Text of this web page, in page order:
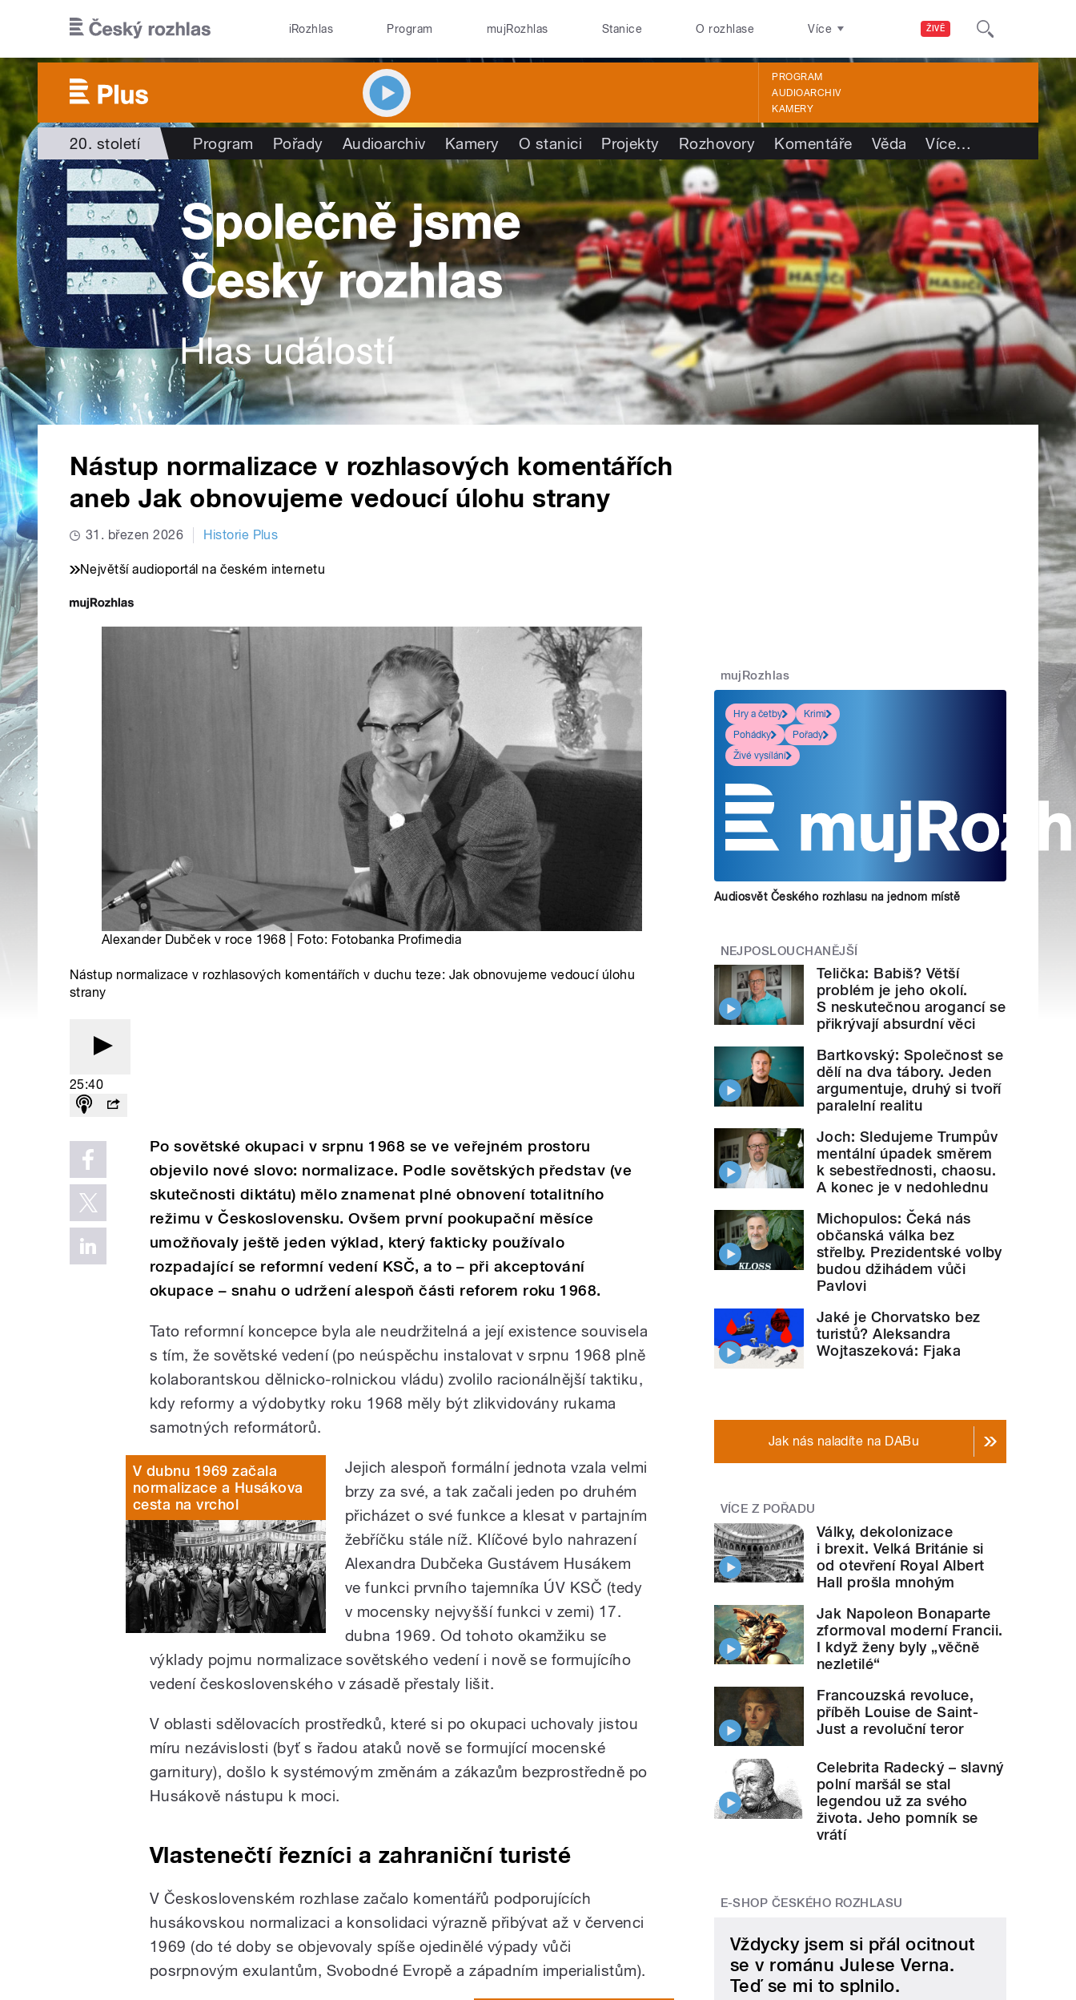
ŽIVĚ
iRozhlas Program mujRozhlas Stanice O rozhlase Více
PROGRAM
AUDIOARCHIV
KAMERY
20. století Program Pořady Audioarchiv Kamery O stanici Projekty Rozhovory Komentáře Věda Více…
Nástup normalizace v rozhlasových komentářích
aneb Jak obnovujeme vedoucí úlohu strany
31. březen 2026 Historie Plus
Největší audioportál na českém internetu
Alexander Dubček v roce 1968 | Foto: Fotobanka Profimedia
Nástup normalizace v rozhlasových komentářích v duchu teze: Jak obnovujeme vedoucí úlohu
strany
25:40
Po sovětské okupaci v srpnu 1968 se ve veřejném prostoru
objevilo nové slovo: normalizace. Podle sovětských představ (ve
skutečnosti diktátu) mělo znamenat plné obnovení totalitního
režimu v Československu. Ovšem první pookupační měsíce
umožňovaly ještě jeden výklad, který fakticky používalo
rozpadající se reformní vedení KSČ, a to – při akceptování
okupace – snahu o udržení alespoň části reforem roku 1968.
Tato reformní koncepce byla ale neudržitelná a její existence souvisela
s tím, že sovětské vedení (po neúspěchu instalovat v srpnu 1968 plně
kolaborantskou dělnicko-rolnickou vládu) zvolilo racionálnější taktiku,
kdy reformy a výdobytky roku 1968 měly být zlikvidovány rukama
samotných reformátorů.
V dubnu 1969 začala
normalizace a Husákova
cesta na vrchol
Jejich alespoň formální jednota vzala velmi
brzy za své, a tak začali jeden po druhém
přicházet o své funkce a klesat v partajním
žebříčku stále níž. Klíčové bylo nahrazení
Alexandra Dubčeka Gustávem Husákem
ve funkci prvního tajemníka ÚV KSČ (tedy
v mocensky nejvyšší funkci v zemi) 17.
dubna 1969. Od tohoto okamžiku se
výklady pojmu normalizace sovětského vedení i nově se formujícího
vedení československého v zásadě přestaly lišit.
V oblasti sdělovacích prostředků, které si po okupaci uchovaly jistou
míru nezávislosti (byť s řadou ataků nově se formující mocenské
garnitury), došlo k systémovým změnám a zákazům bezprostředně po
Husákově nástupu k moci.
Vlastenečtí řezníci a zahraniční turisté
V Československém rozhlase začalo komentářů podporujících
husákovskou normalizaci a konsolidaci výrazně přibývat až v červenci
1969 (do té doby se objevovaly spíše ojedinělé výpady vůči
posrpnovým exulantům, Svobodné Evropě a západním imperialistům).
mujRozhlas
Hry a četby
Krimi
Pohádky
Pořady
Živé vysílání
Audiosvět Českého rozhlasu na jednom místě
NEJPOSLOUCHANĚJŠÍ
Telička: Babiš? Větší
problém je jeho okolí.
S neskutečnou arogancí se
přikrývají absurdní věci
Bartkovský: Společnost se
dělí na dva tábory. Jeden
argumentuje, druhý si tvoří
paralelní realitu
Joch: Sledujeme Trumpův
mentální úpadek směrem
k sebestřednosti, chaosu.
A konec je v nedohlednu
Michopulos: Čeká nás
občanská válka bez
střelby. Prezidentské volby
budou džihádem vůči
Pavlovi
Jaké je Chorvatsko bez
turistů? Aleksandra
Wojtaszeková: Fjaka
Jak nás naladíte na DABu
VÍCE Z POŘADU
Války, dekolonizace
i brexit. Velká Británie si
od otevření Royal Albert
Hall prošla mnohým
Jak Napoleon Bonaparte
zformoval moderní Francii.
I když ženy byly „věčně
nezletilé“
Francouzská revoluce,
příběh Louise de Saint-
Just a revoluční teror
Celebrita Radecký – slavný
polní maršál se stal
legendou už za svého
života. Jeho pomník se
vrátí
E-SHOP ČESKÉHO ROZHLASU
Vždycky jsem si přál ocitnout
se v románu Julese Verna.
Teď se mi to splnilo.